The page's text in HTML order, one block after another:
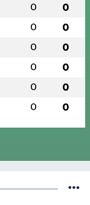
0 0
0 0
0 0
0 0
0 0
0 0